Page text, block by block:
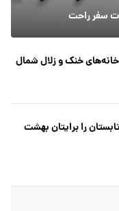
سفر راحت
خنک و زلال شمال
را برایتان بهشت